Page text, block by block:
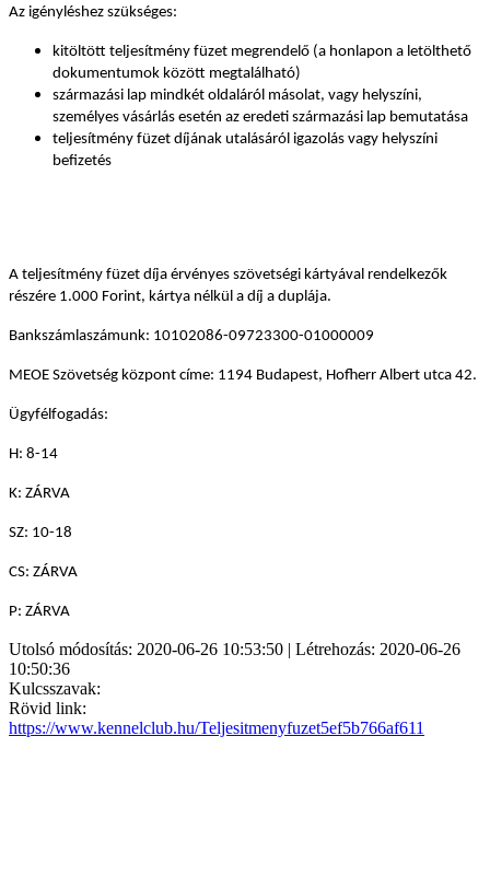
Az igényléshez szükséges:
kitöltött teljesítmény füzet megrendelő (a honlapon a letölthető
dokumentumok között megtalálható)
származási lap mindkét oldaláról másolat, vagy helyszíni,
személyes vásárlás esetén az eredeti származási lap bemutatása
teljesítmény füzet díjának utalásáról igazolás vagy helyszíni
befizetés
A teljesítmény füzet díja érvényes szövetségi kártyával rendelkezők
részére 1.000 Forint, kártya nélkül a díj a duplája.
Bankszámlaszámunk: 10102086-09723300-01000009
MEOE Szövetség központ címe: 1194 Budapest, Hofherr Albert utca 42.
Ügyfélfogadás:
H: 8-14
K: ZÁRVA
SZ: 10-18
CS: ZÁRVA
P: ZÁRVA
Utolsó módosítás: 2020-06-26 10:53:50 | Létrehozás: 2020-06-26
10:50:36
Kulcsszavak:
Rövid link:
https://www.kennelclub.hu/Teljesitmenyfuzet5ef5b766af611